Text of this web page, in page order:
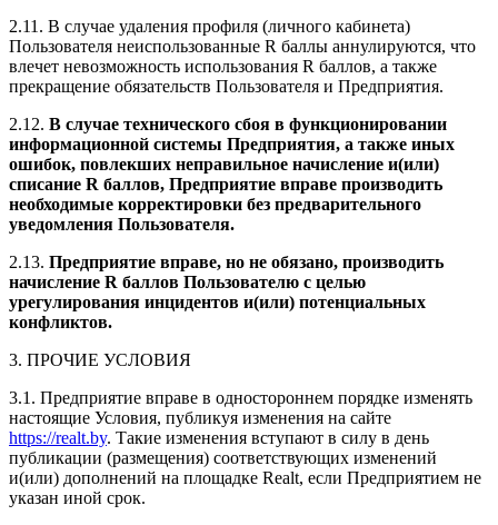
2.11. В случае удаления профиля (личного кабинета)
Пользователя неиспользованные R баллы аннулируются, что
влечет невозможность использования R баллов, а также
прекращение обязательств Пользователя и Предприятия.
2.12. В случае технического сбоя в функционировании
информационной системы Предприятия, а также иных
ошибок, повлекших неправильное начисление и(или)
списание R баллов, Предприятие вправе производить
необходимые корректировки без предварительного
уведомления Пользователя.
2.13. Предприятие вправе, но не обязано, производить
начисление R баллов Пользователю с целью
урегулирования инцидентов и(или) потенциальных
конфликтов.
3. ПРОЧИЕ УСЛОВИЯ
3.1. Предприятие вправе в одностороннем порядке изменять
настоящие Условия, публикуя изменения на сайте
https://realt.by. Такие изменения вступают в силу в день
публикации (размещения) соответствующих изменений
и(или) дополнений на площадке Realt, если Предприятием не
указан иной срок.